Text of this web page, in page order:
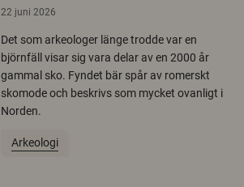
22 juni 2026
Det som arkeologer länge trodde var en
björnfäll visar sig vara delar av en 2000 år
gammal sko. Fyndet bär spår av romerskt
skomode och beskrivs som mycket ovanligt i
Norden.
Arkeologi